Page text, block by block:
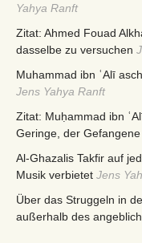
Yahya Ranft
Zitat: Ahmed Fouad
dasselbe zu versuchen
Muhammad ibn ʿAlī
Jens Yahya Ranft
Zitat: Muḥammad ibn
Geringe, der
Al-Ghazalis Takfir auf
Musik verbietet Jens
Über das Struggeln in
außerhalb des